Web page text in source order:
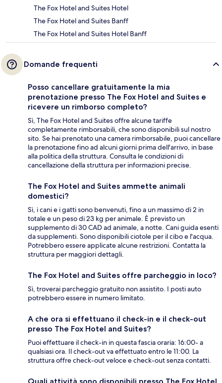
The Fox Hotel and Suites Hotel
The Fox Hotel and Suites Banff
The Fox Hotel and Suites Hotel Banff
Domande frequenti
Posso cancellare gratuitamente la mia
prenotazione presso The Fox Hotel and Suites e
ricevere un rimborso completo?
Sì, The Fox Hotel and Suites offre alcune tariffe
completamente rimborsabili, che sono disponibili sul nostro
sito. Se hai prenotato una camera rimborsabile, puoi cancellare
la prenotazione fino ad alcuni giorni prima dell'arrivo, in base
alla politica della struttura. Consulta le condizioni di
cancellazione della struttura per informazioni precise.
The Fox Hotel and Suites ammette animali
domestici?
Sì, i cani e i gatti sono benvenuti, fino a un massimo di 2 in
totale e un peso di 23 kg per animale. È previsto un
supplemento di 30 CAD ad animale, a notte. Cani guida esenti
da supplementi. Sono disponibili ciotole per il cibo e l'acqua.
Potrebbero essere applicate alcune restrizioni. Contatta la
struttura per maggiori dettagli.
The Fox Hotel and Suites offre parcheggio in loco?
Sì, troverai parcheggio gratuito non assistito. I posti auto
potrebbero essere in numero limitato.
A che ora si effettuano il check-in e il check-out
presso The Fox Hotel and Suites?
Puoi effettuare il check-in in questa fascia oraria: 16:00- a
qualsiasi ora. Il check-out va effettuato entro le 11:00. La
struttura offre check-out veloce e check-out senza contatti.